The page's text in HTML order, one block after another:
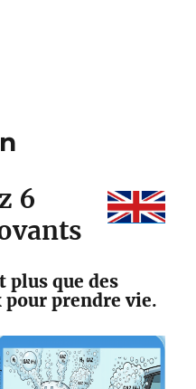
6
plus que des
prendre vie.